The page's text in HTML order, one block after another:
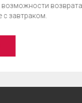
возврата